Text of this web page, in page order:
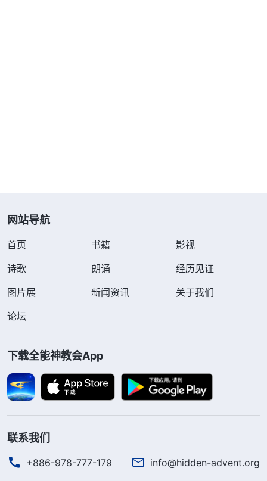
网站导航
首页 书籍
影视
诗歌
朗诵
经历见证
图片展
新闻资讯
关于我们
论坛
下载全能神教会App
联系我们
+886-978-777-179 info@hidden-advent.org